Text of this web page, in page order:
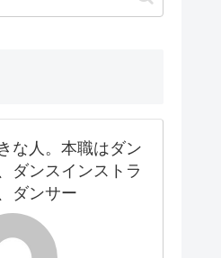
な人。本職はダン
ダンスインストラ
ダンサー